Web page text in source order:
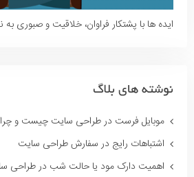
ایده ها با پشتکار فراوان، خلاقیت و صبوری
نوشته های بلاگ
موبایل فرست در طراحی سایت چیست و چرا
اشتباهات رایج در سفارش طراحی سایت
اهمیت دارک مود یا حالت شب در طراحی